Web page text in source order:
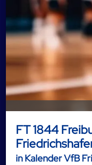
FT 1844
in Kalender VfB